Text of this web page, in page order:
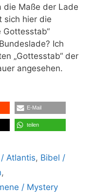
die Maße der Lade
sich hier die
Gottesstab“
Ich
„Gottesstab“ der
angesehen.
E-Mail
teilen
Atlantis, Bibel /
,
/ Mystery